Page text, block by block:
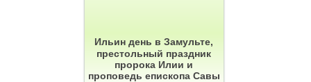
Ильин день в Замульте,
престольный праздник
пророка Илии и
проповедь епископа Савы